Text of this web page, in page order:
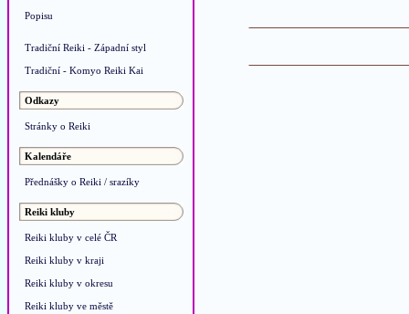
Popisu
Tradiční Reiki - Západní styl
Tradiční - Komyo Reiki Kai
Odkazy
Stránky o Reiki
Kalendáře
Přednášky o Reiki / srazíky
Reiki kluby
Reiki kluby v celé ČR
Reiki kluby v kraji
Reiki kluby v okresu
Reiki kluby ve městě